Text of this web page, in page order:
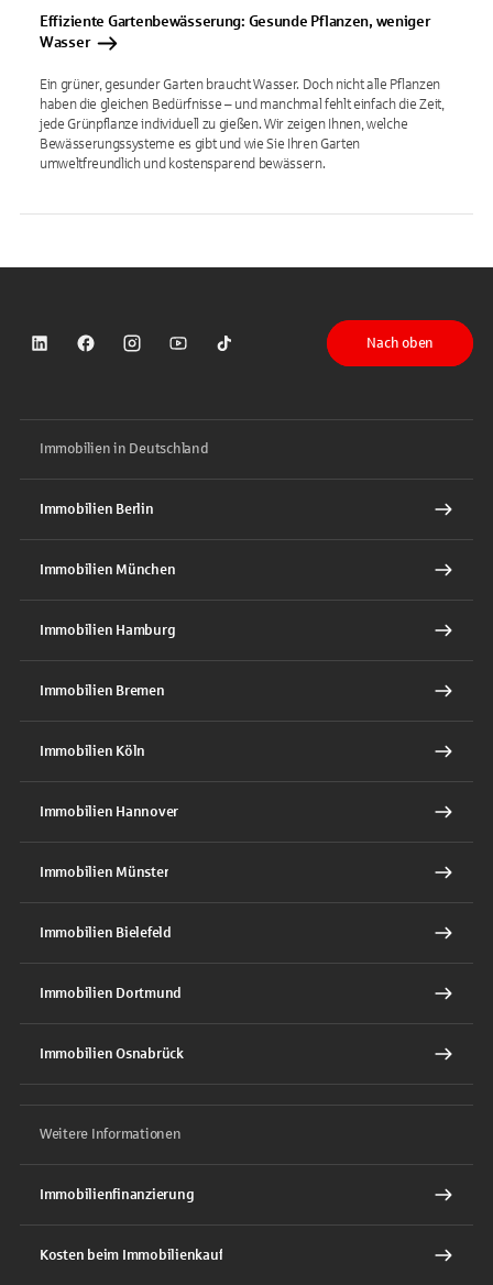
Effiziente Gartenbewässerung: Gesunde Pflanzen, weniger
Wasser
Ein grüner, gesunder Garten braucht Wasser. Doch nicht alle Pflanzen
haben die gleichen Bedürfnisse – und manchmal fehlt einfach die Zeit,
jede Grünpflanze individuell zu gießen. Wir zeigen Ihnen, welche
Bewässerungssysteme es gibt und wie Sie Ihren Garten
umweltfreundlich und kostensparend bewässern.
Sparkasse auf LinkedIn
Sparkasse auf Facebook
Sparkasse auf Instagram
Sparkasse auf YouTube
Sparkasse auf TikTok
Nach oben
Immobilien in Deutschland
Immobilien Berlin
Immobilien München
Immobilien Hamburg
Immobilien Bremen
Immobilien Köln
Immobilien Hannover
Immobilien Münster
Immobilien Bielefeld
Immobilien Dortmund
Immobilien Osnabrück
Weitere Informationen
Immobilienfinanzierung
Kosten beim Immobilienkauf